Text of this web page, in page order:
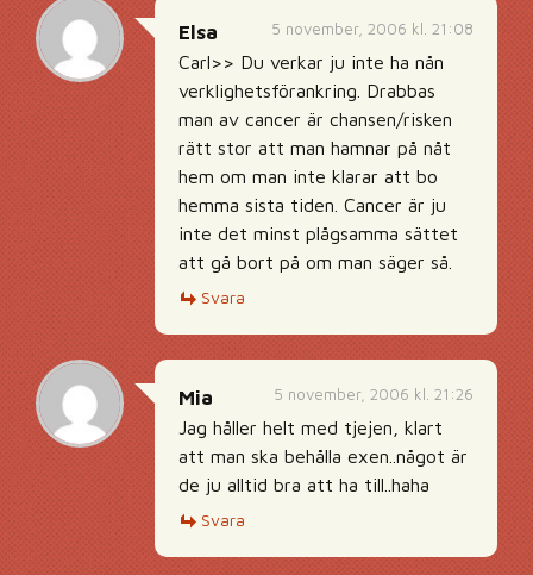
5 november, 2006 kl. 21:08
Elsa
Carl>> Du verkar ju inte ha nån
verklighetsförankring. Drabbas
man av cancer är chansen/risken
rätt stor att man hamnar på nåt
hem om man inte klarar att bo
hemma sista tiden. Cancer är ju
inte det minst plågsamma sättet
att gå bort på om man säger så.
Svara
5 november, 2006 kl. 21:26
Mia
Jag håller helt med tjejen, klart
att man ska behålla exen..något är
de ju alltid bra att ha till..haha
Svara